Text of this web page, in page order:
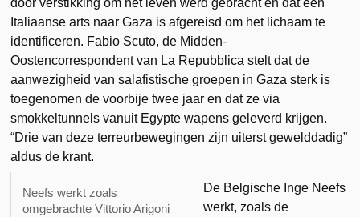
Italiaanse arts naar Gaza is afgereisd om het lichaam te
identificeren. Fabio Scuto, de Midden-
Oostencorrespondent van La Repubblica stelt dat de
aanwezigheid van salafistische groepen in Gaza sterk is
toegenomen de voorbije twee jaar en dat ze via
smokkeltunnels vanuit Egypte wapens geleverd krijgen.
“Drie van deze terreurbewegingen zijn uiterst gewelddadig”
aldus de krant.
Neefs werkt zoals
omgebrachte Vittorio Arigoni
De Belgische Inge Neefs
werkt, zoals de